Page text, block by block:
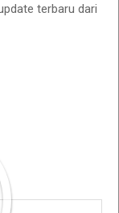
terbaru dari